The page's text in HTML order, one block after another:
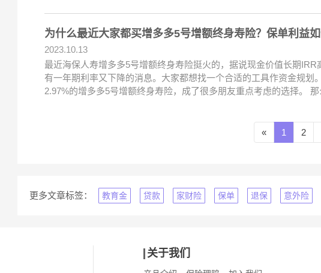
为什么最近大家都买增多多5号增额终身寿险？保单利益如
2023.10.13
最近海保人寿增多多5号增额终身寿险挺火的，据说现金价值长期
有一年期利率又下降的消息。大家都想找一个合适的工具作资金规划
2.97%的增多多5号增额终身寿险，成了很多朋友重点考虑的选择。
« 1 2
更多文章标签： 教育金 贷款 家财险 保单 退保 意外险
关于我们